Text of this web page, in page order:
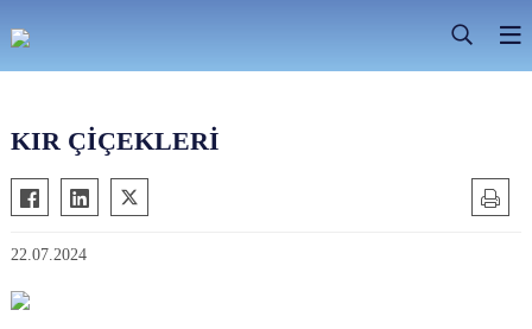
KIR ÇİÇEKLERİ
22.07.2024